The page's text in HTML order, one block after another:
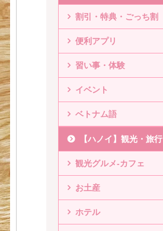
割引・特典・ごっち割
便利アプリ
習い事・体験
イベント
ベトナム語
【ハノイ】観光・旅行
観光グルメ-カフェ
お土産
ホテル